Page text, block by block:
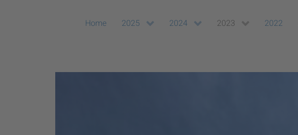
Home 2025 2024 2023 2022